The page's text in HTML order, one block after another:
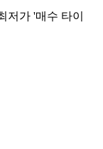
저가 '매수 타이